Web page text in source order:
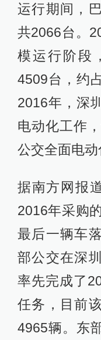
运行期间，
共2066台。
模运行阶段
4509台，约
2016年，深
电动化工作
公交全面电动
据南方网报
2016年采购
最后一辆车
部公交在深
率先完成了
任务，目前
4965辆。东